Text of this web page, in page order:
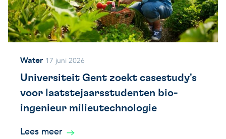
Water 17 juni 2026
Universiteit Gent zoekt casestudy's
voor laatstejaarsstudenten bio-
ingenieur milieutechnologie
Lees meer